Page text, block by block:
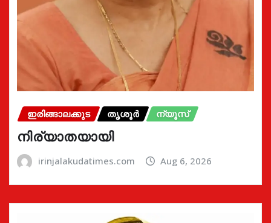
ഇരിങ്ങാലക്കുട തൃശൂർ ന്യൂസ്
നിര്യാതയായി
irinjalakudatimes.com Aug 6, 2026